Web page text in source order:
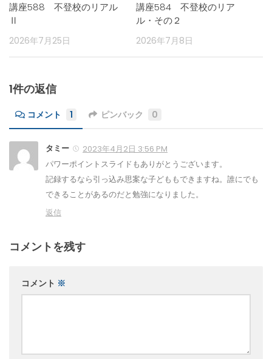
講座588 不登校のリアル
Ⅱ
2026年7月25日
講座584 不登校のリア
ル・その２
2026年7月8日
1件の返信
コメント 1 ピンバック 0
タミー
2023年4月2日 3:56 PM
パワーポイントスライドもありがとうございます。
記録するなら引っ込み思案な子どももできますね。誰にでも
できることがあるのだと勉強になりました。
返信
コメントを残す
コメント ※